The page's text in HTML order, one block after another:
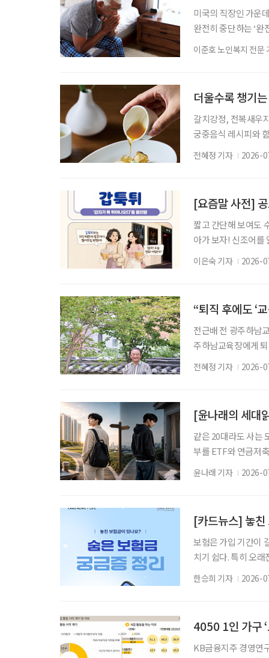
미국의 직장인 가운
완전히 중단하는 ‘
일의 형태와 비중
라이벤트(Thrivent)
이준호 노인복지 전문
더울수록 챙기
갈치강정, 전복새우
궁중음식 레시피와
다. 더위에 지친 몸
다. 이럴 때는 영양
전혜정 기자 2026-
[요즘말 사전]
짧고 간단해 보여도
아가 보자! 신조어를
은 기운이 더해진
면에 귀신이 불쑥
이은숙 기자 2026-
“퇴직 후에도 ‘
전근배 전 광주하남
주하남교육장에게
히 학교폭력 예방
조직해 활동하고
전혜정 기자 2026-
[윤나래의 세대
같은 20대라도 사는
부를 ETF와 연금저
쪽은 월세와 생활
이 없다. SNS에서
윤나래 기자 2026-
[카드뉴스] 놓친
보험은 가입 기간이
치기 쉽다. 특히 오
는 보험금이 남아 있
지 않은 ‘숨은 보험
한승희 기자 2026-
4050 1인 가구
KB금융지주 경영연